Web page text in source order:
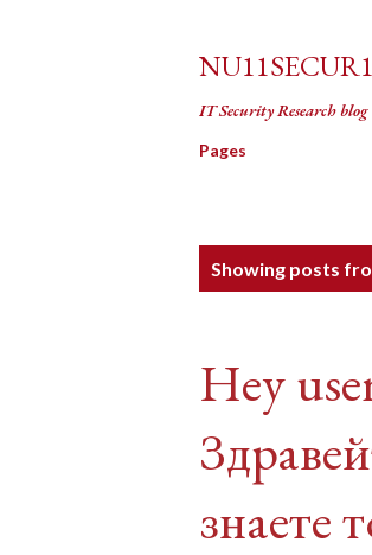
IT Security Research blog
Pages
Showing posts
Hey
знаете